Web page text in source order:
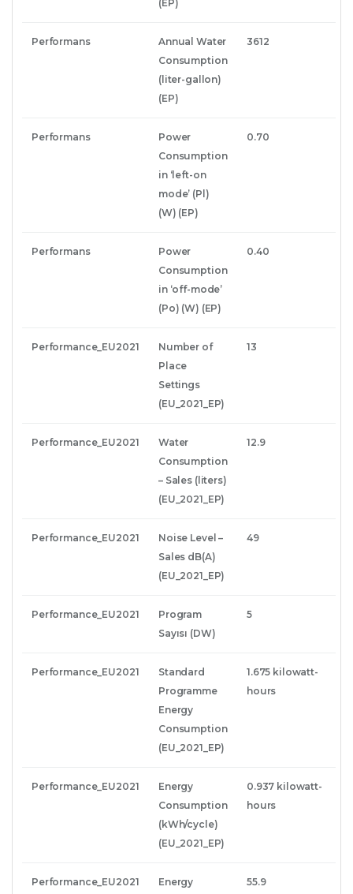
(EP)
Performans
Annual Water
Consumption
(liter-gallon)
(EP)
3612
Performans
Power
Consumption
in ‘left-on
mode’ (Pl)
(W) (EP)
0.70
Performans
Power
Consumption
in ‘off-mode’
(Po) (W) (EP)
0.40
Performance_EU2021
Number of
Place
Settings
(EU_2021_EP)
13
Performance_EU2021
Water
Consumption
– Sales (liters)
(EU_2021_EP)
12.9
Performance_EU2021
Noise Level –
Sales dB(A)
(EU_2021_EP)
49
Performance_EU2021
Program
Sayısı (DW)
5
Performance_EU2021
Standard
Programme
Energy
Consumption
(EU_2021_EP)
1.675 kilowatt-
hours
Performance_EU2021
Energy
Consumption
(kWh/cycle)
(EU_2021_EP)
0.937 kilowatt-
hours
Performance_EU2021
Energy
55.9